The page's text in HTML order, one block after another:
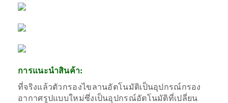
การแนะนำสินค้า:
ที่จริงแล้วตัวกรองไขลานอัตโนมัติเป็นอุปกรณ์กรอง
อากาศรูปแบบใหม่ซึ่งเป็นอุปกรณ์อัตโนมัติที่เปลี่ยน